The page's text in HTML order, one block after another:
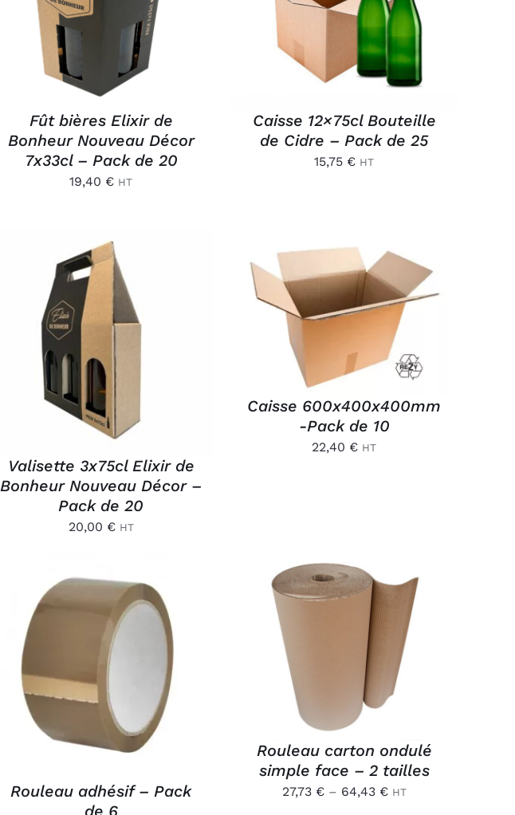
APERÇU
Fût bières Elixir de
Bonheur Nouveau Décor
7x33cl – Pack de 20
19,40 € HT
APERÇU
Caisse 12×75cl Bouteille
de Cidre – Pack de 25
15,75 € HT
AJOUTER AU PANIER
Valisette 3x75cl Elixir de
Bonheur Nouveau Décor –
Pack de 20
20,00 € HT
AJOUTER AU PANIER
/
APERÇU
Caisse 600x400x400mm
-Pack de 10
22,40 € HT
AJOUTER AU PANIER
Rouleau adhésif – Pack
de 6
CHOIX DES OPTIONS
CE
PRODUIT
A
PEUVENT
ÊTRE
CHOISIES
SUR
/
APERÇU
Rouleau carton ondulé
simple face – 2 tailles
27,73 €– 64,43 € HT